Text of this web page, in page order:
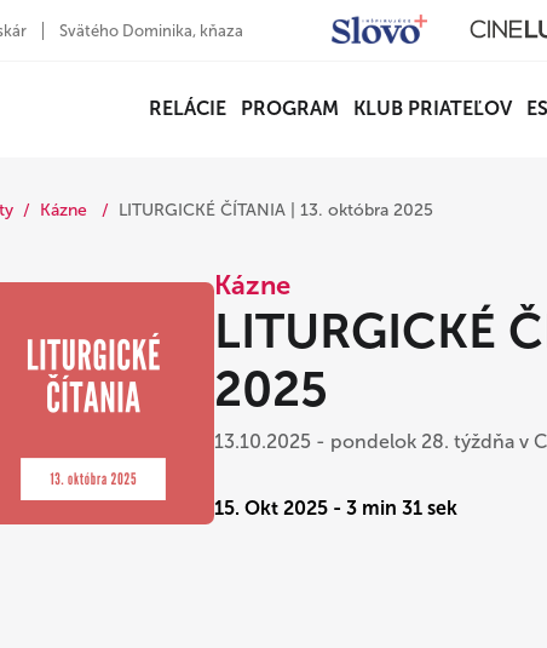
Svätého Dominika, kňaza
RELÁCIE PROGRAM KLUB PRIATEĽOV
Kázne LITURGICKÉ ČÍTANIA | 13. októbra 2025
Kázne
LITURGICKÉ
2025
13.10.2025 - pondelok 28. týždňa v
15. Okt 2025 - 3 min 31 sek